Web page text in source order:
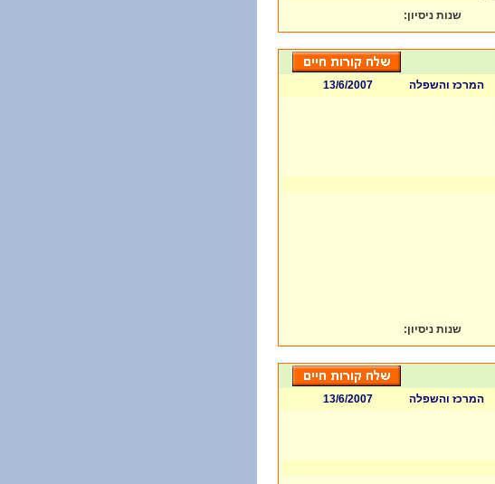
שנות ניסיון:
המרכז והשפלה
13/6/2007
שנות ניסיון:
המרכז והשפלה
13/6/2007